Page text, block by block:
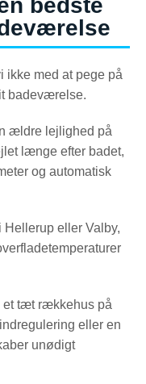
bedste
ikke med at pege på
badeværelse.
ældre lejlighed på
længe efter badet,
og automatisk
eller Valby,
et tæt rækkehus på
eller en
unødigt